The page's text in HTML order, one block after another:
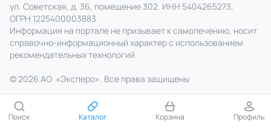
Поиск Каталог Корзина Профиль
ул. Советская, д. 36, помещение 302. ИНН 5404265273,
ОГРН 1225400003883
Информация на портале не призывает к самолечению, носит
справочно‑информационный характер с использованием
рекомендательных технологий.
© 2026 АО «Эксперо». Все права защищены